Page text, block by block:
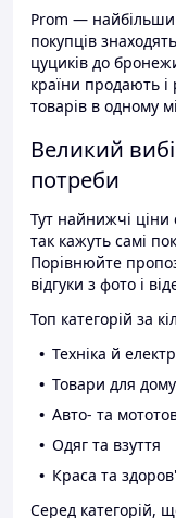
Prom —
покупців
цуциків до
країни продають
товарів в одному
Великий
потреби
Тут найнижчі ціни
так кажуть самі
Порівнюйте
відгуки з фото і
Топ категорій за
Техніка й
Товари для дому
Авто- та
Одяг та взуття
Краса та
Серед категорій,